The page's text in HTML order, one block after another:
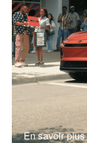
En savoir plus